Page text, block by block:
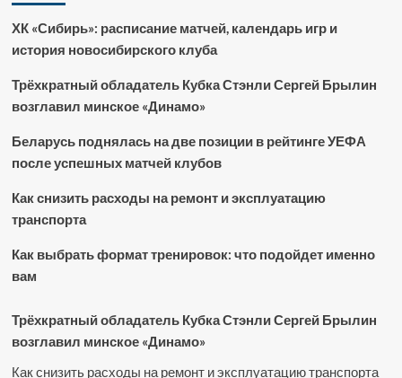
ХК «Сибирь»: расписание матчей, календарь игр и
история новосибирского клуба
Трёхкратный обладатель Кубка Стэнли Сергей Брылин
возглавил минское «Динамо»
Беларусь поднялась на две позиции в рейтинге УЕФА
после успешных матчей клубов
Как снизить расходы на ремонт и эксплуатацию
транспорта
Как выбрать формат тренировок: что подойдет именно
вам
Трёхкратный обладатель Кубка Стэнли Сергей Брылин
возглавил минское «Динамо»
Как снизить расходы на ремонт и эксплуатацию транспорта